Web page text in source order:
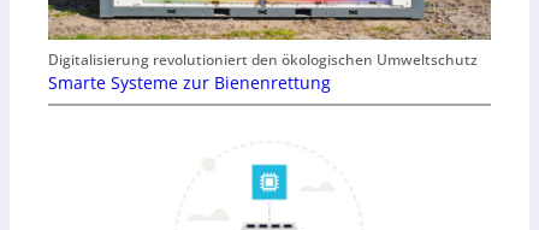
Digitalisierung revolutioniert den ökologischen Umweltschutz
Smarte Systeme zur Bienenrettung